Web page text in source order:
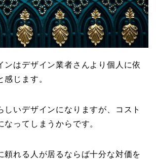
ンはデザイン業者さんより個人に依
感じます。
しいデザインになりますが、コスト
なってしまうからです。
頼れる人が居るならば十分な対価を